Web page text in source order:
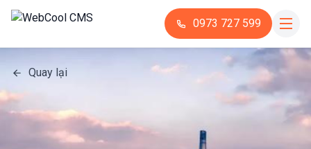
0973 727 599
Quay lại